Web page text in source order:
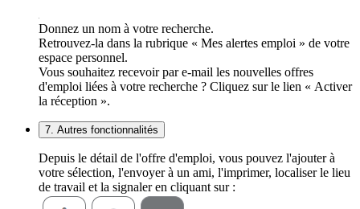
Donnez un nom à votre recherche.
Retrouvez-la dans la rubrique « Mes alertes emploi » de votre
espace personnel.
Vous souhaitez recevoir par e-mail les nouvelles offres
d'emploi liées à votre recherche ? Cliquez sur le lien « Activer
la réception ».
7. Autres fonctionnalités
Depuis le détail de l'offre d'emploi, vous pouvez l'ajouter à
votre sélection, l'envoyer à un ami, l'imprimer, localiser le lieu
de travail et la signaler en cliquant sur :